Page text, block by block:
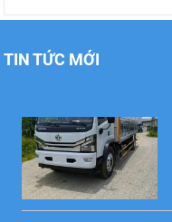
TIN TỨC MỚI